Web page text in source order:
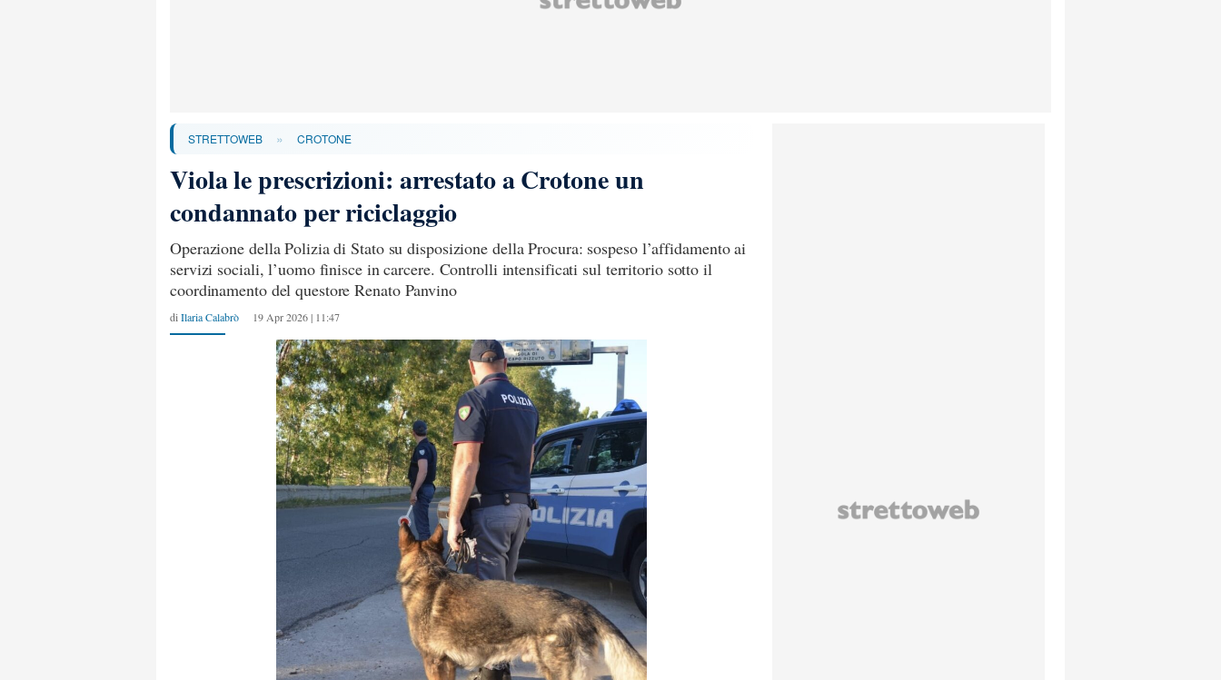
STRETTOWEB » CROTONE
Viola le prescrizioni: arrestato a Crotone un
condannato per riciclaggio
Operazione della Polizia di Stato su disposizione della Procura: sospeso l’affidamento ai
servizi sociali, l’uomo finisce in carcere. Controlli intensificati sul territorio sotto il
coordinamento del questore Renato Panvino
di Ilaria Calabrò 19 Apr 2026 | 11:47